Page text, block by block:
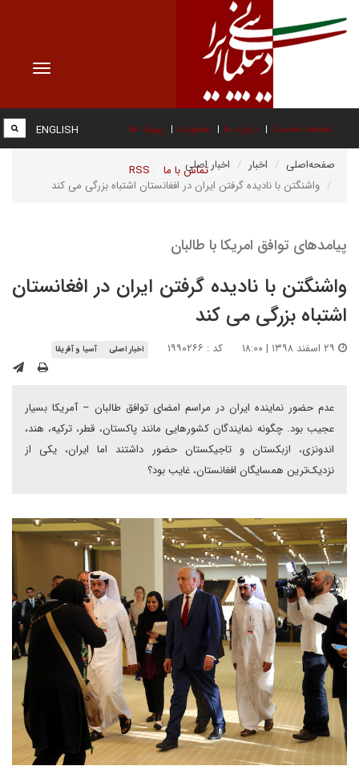
Toggle
صفحه نخست درباره ما عضویت پیوند ها
تماس با ما RSS
ENGLISH
صفحه‌اصلی اخبار
اخبار اصلی
واشنگتن با نادیده گرفتن ایران در افغانستان اشتباه بزرگی می کند
پیامدهای توافق امریکا با طالبان
واشنگتن با نادیده گرفتن ایران در افغانستان
اشتباه بزرگی می کند
کد : ۱۹۹۰۲۶۶ اخبار اصلی آسیا و آفریقا
عدم حضور نماینده ایران در مراسم امضای توافق طالبان – آمریکا بسیار
عجیب بود. چگونه نمایندگان کشورهایی مانند پاکستان، قطر، ترکیه، هند،
اندونزی، ازبکستان و تاجیکستان حضور داشتند اما ایران، یکی از
نزدیک‌ترین همسایگان افغانستان، غایب بود؟